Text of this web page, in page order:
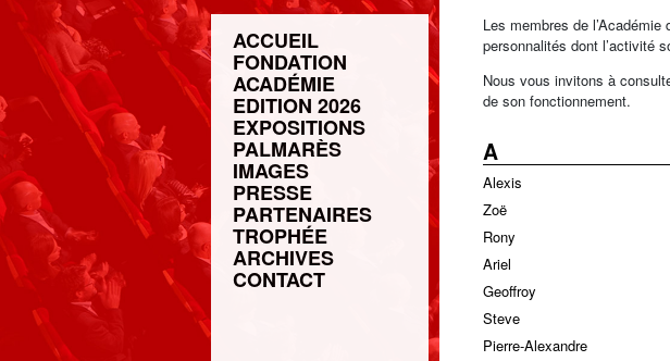
ACCUEIL
FONDATION
ACADÉMIE
EDITION 2026
EXPOSITIONS
PALMARÈS
IMAGES
PRESSE
PARTENAIRES
TROPHÉE
ARCHIVES
CONTACT
Les membres de
personnalités dont l’activité
Nous vous invitons à
de son fonctionnement.
A
Alexis
Zoë
Rony
Ariel
Geoffroy
Steve
Pierre-Alexandre